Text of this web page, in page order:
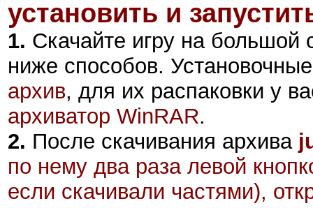
установить и
1. Скачайте игру на большой
ниже способов.
архив, для их распаковки у
архиватор WinRAR.
2. После скачивания архива
по нему два раза левой
если скачивали частями),